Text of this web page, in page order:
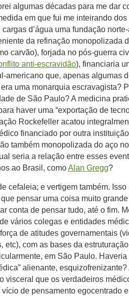
algumas décadas para me dar
em que fui me inteirando
d’água uma fundação
da refinação monopolizada
carvão), forjada no pós-guerra
anti-escravidão), financiaria
americano que, apenas algumas
uma monarquia escravagista?
de São Paulo? A medicina
haver uma “exportação de
Rockefeller acatou
financiado por outra
também monopolizada do aço
seria a relação entre esses
ao Brasil, comoAlan Gregg?
cefaleia; e vertigem também. Isso
pensar uma coisa muito
conta de pensar tudo, até o fim.
vários colegas e entidades
de atitudes governamentais
etc), com as bases da
em São Paulo.
alienante,
visceral que os verdadeiros
de pensamento egocentrado